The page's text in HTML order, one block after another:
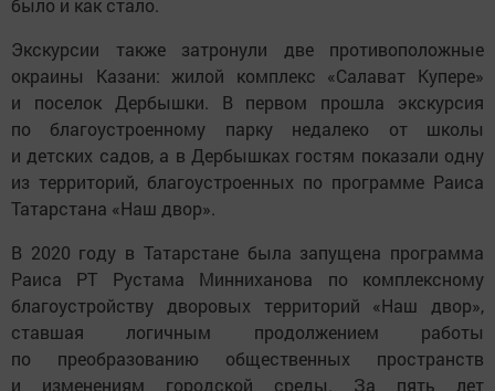
было и как стало.
Экскурсии также затронули две противоположные
окраины Казани: жилой комплекс «Салават Купере»
и поселок Дербышки. В первом прошла экскурсия
по благоустроенному парку недалеко от школы
и детских садов, а в Дербышках гостям показали одну
из территорий, благоустроенных по программе Раиса
Татарстана «Наш двор».
В 2020 году в Татарстане была запущена программа
Раиса РТ Рустама Минниханова по комплексному
благоустройству дворовых территорий «Наш двор»,
ставшая логичным продолжением работы
по преобразованию общественных пространств
и изменениям городской среды. За пять лет